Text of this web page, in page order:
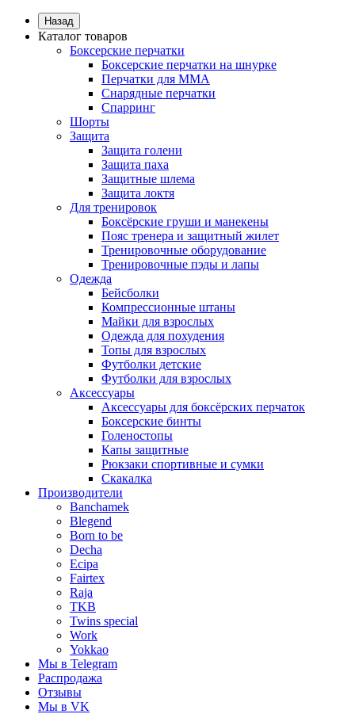
Назад
Каталог товаров
Боксерские перчатки
Боксерские перчатки на шнурке
Перчатки для ММА
Снарядные перчатки
Спарринг
Шорты
Защита
Защита голени
Защита паха
Защитные шлема
Защита локтя
Для тренировок
Боксёрские груши и манекены
Пояс тренера и защитный жилет
Тренировочные оборудование
Тренировочные пэды и лапы
Одежда
Бейсболки
Компрессионные штаны
Майки для взрослых
Одежда для похудения
Топы для взрослых
Футболки детские
Футболки для взрослых
Аксессуары
Аксессуары для боксёрских перчаток
Боксерские бинты
Голеностопы
Капы защитные
Рюкзаки спортивные и сумки
Скакалка
Производители
Banchamek
Blegend
Born to be
Decha
Ecipa
Fairtex
Raja
TKB
Twins special
Work
Yokkao
Мы в Telegram
Распродажа
Отзывы
Мы в VK